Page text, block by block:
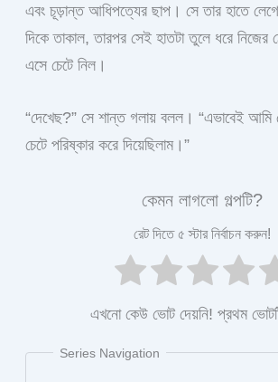
এবং চূড়ান্ত আধিপত্যের ছাপ। সে তার হাতে লেগে
দিকে তাকাল, তারপর সেই হাতটা তুলে ধরে নিজের
এসে চেটে নিল।
“দেখেছ?” সে শান্ত গলায় বলল। “এভাবেই আমি
চেটে পরিষ্কার করে দিয়েছিলাম।”
কেমন লাগলো গল্পটি?
রেট দিতে ৫ স্টার নির্বাচন করুন!
এখনো কেউ ভোট দেয়নি! প্রথম
Series Navigation